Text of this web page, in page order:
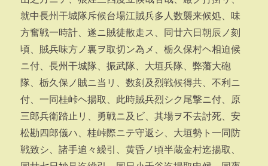
就中長州干城隊斥候台場江賊兵多人数襲来候処、味
方奮戦一時計、遂ニ賊徒散走ス、同廿六日朝辰ノ刻
頃、賊兵味方ノ裏ヲ取切ン為メ、栃久保村ヘ相迫候
ニ付、長州干城隊、振武隊、大垣兵隊、弊藩大砲
隊、栃久保ノ賊ニ当リ、数刻及烈戦候得共、不利ニ
付、一同桂峠ヘ揚取、此時賊兵烈シク尾撃ニ付、原
三郎兵衛踏止リ、勇戦ニ及ビ、其場ヲ不去討死、安
松勘四郎儀ハ、桂峠際ニテ守返シ、大垣勢ト一同防
戦致シ、諸手追々繰引、黄昏ノ頃半蔵金村迄揚取、